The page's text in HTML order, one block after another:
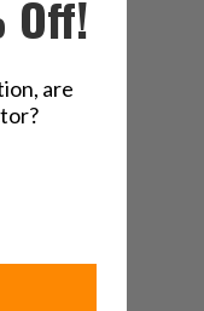
Off!
are